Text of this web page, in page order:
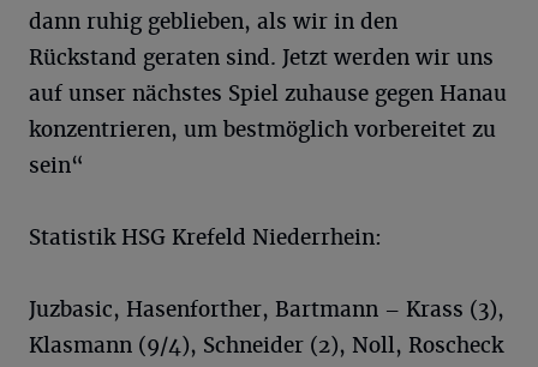
dann ruhig geblieben, als wir in den
Rückstand geraten sind. Jetzt werden wir uns
auf unser nächstes Spiel zuhause gegen Hanau
konzentrieren, um bestmöglich vorbereitet zu
sein“
Statistik HSG Krefeld Niederrhein:
Juzbasic, Hasenforther, Bartmann – Krass (3),
Klasmann (9/4), Schneider (2), Noll, Roscheck